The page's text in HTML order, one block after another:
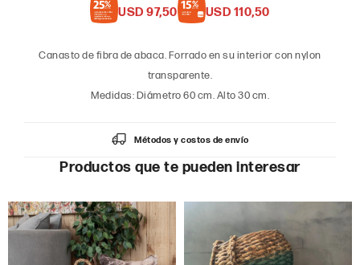
USD 97,50 USD 110,50
Canasto de fibra de abaca. Forrado en su interior con nylon
transparente.
Medidas: Diámetro 60 cm. Alto 30 cm.
Métodos y costos de envío
Productos que te pueden interesar